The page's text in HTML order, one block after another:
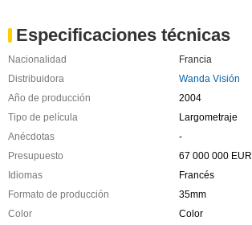
Especificaciones técnicas
Nacionalidad
Francia
Distribuidora
Wanda Visión
Año de producción
2004
Tipo de película
Largometraje
Anécdotas
-
Presupuesto
67 000 000 EUR
Idiomas
Francés
Formato de producción
35mm
Color
Color